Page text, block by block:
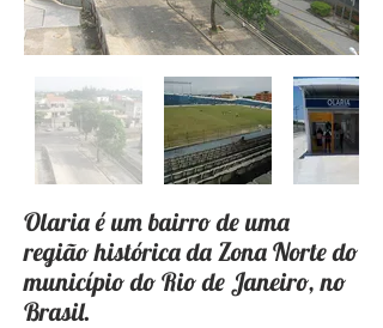
Olaria é um bairro de uma
região histórica da Zona Norte do
município do Rio de Janeiro, no
Brasil.